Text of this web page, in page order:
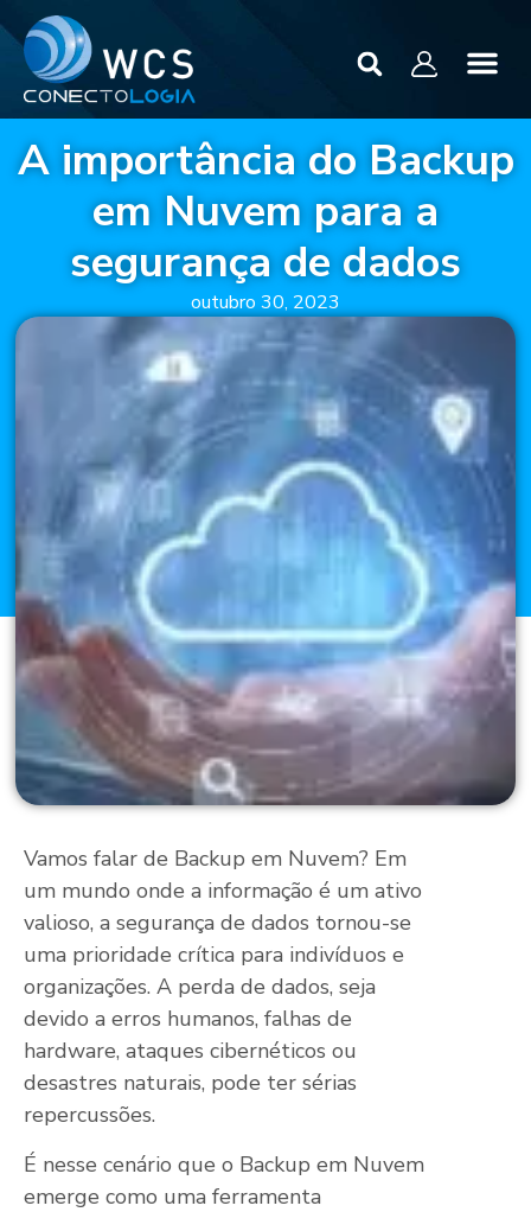
A importância do Backup
em Nuvem para a
segurança de dados
outubro 30, 2023
Vamos falar de Backup em Nuvem? Em
um mundo onde a informação é um ativo
valioso, a segurança de dados tornou-se
uma prioridade crítica para indivíduos e
organizações. A perda de dados, seja
devido a erros humanos, falhas de
hardware, ataques cibernéticos ou
desastres naturais, pode ter sérias
repercussões.
É nesse cenário que o Backup em Nuvem
emerge como uma ferramenta